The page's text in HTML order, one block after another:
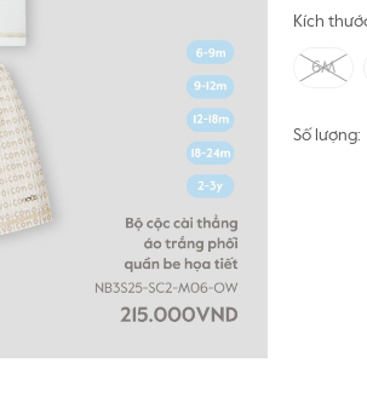
Kích
6M
Số lượng: